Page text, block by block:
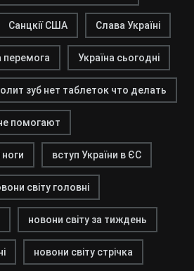
Санцкії США Слава Україні
перемога Україна сьогодні
зуб нет таблеток что делать
помогают
ноги вступ України в ЄС
світу головні
новони світу за тиждень
новони світу стрічка